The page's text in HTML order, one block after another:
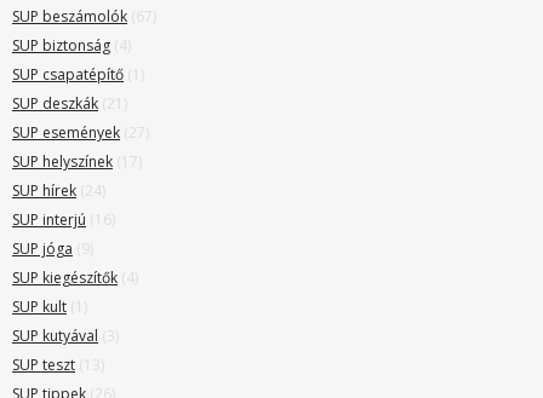
SUP beszámolók (67)
SUP biztonság (4)
SUP csapatépítő (1)
SUP deszkák (21)
SUP események (27)
SUP helyszínek (17)
SUP hírek (24)
SUP interjú (16)
SUP jóga (9)
SUP kiegészítők (4)
SUP kult (1)
SUP kutyával (3)
SUP teszt (13)
SUP tippek (26)